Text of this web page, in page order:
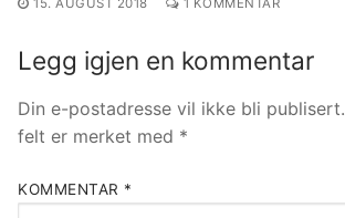
Legg igjen en kommentar
Din e-postadresse vil ikke bli publisert.
felt er merket med *
KOMMENTAR *